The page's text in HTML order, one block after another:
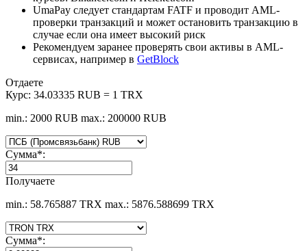
UmaPay следует стандартам FATF и проводит AML-
проверки транзакций и может остановить транзакцию в
случае если она имеет высокий риск
Рекомендуем заранее проверять свои активы в AML-
сервисах, например в GetBlock
Отдаете
Курс: 34.03335 RUB = 1 TRX
min.: 2000 RUB max.: 200000 RUB
Сумма*:
Получаете
min.: 58.765887 TRX max.: 5876.588699 TRX
Сумма*: